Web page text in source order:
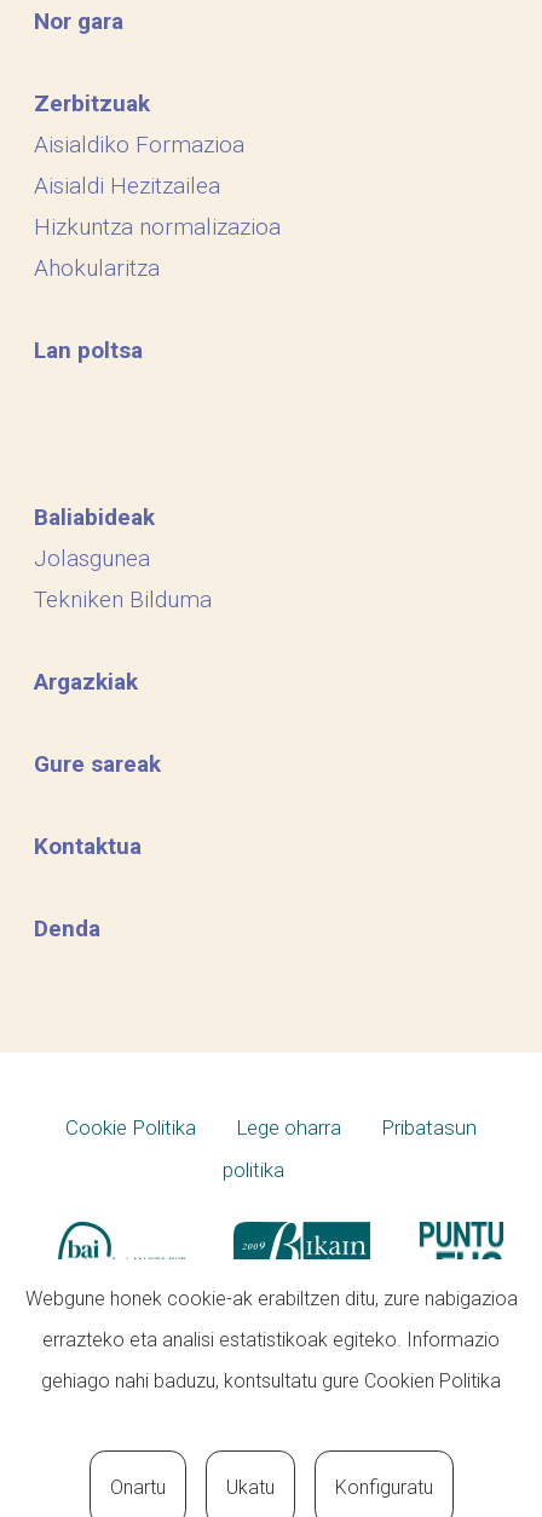
Nor gara
Zerbitzuak
Aisialdiko Formazioa
Aisialdi Hezitzailea
Hizkuntza normalizazioa
Ahokularitza
Lan poltsa
Baliabideak
Jolasgunea
Tekniken Bilduma
Argazkiak
Gure sareak
Kontaktua
Denda
Cookie Politika Lege oharra
Pribatasun
politika
Webgune honek cookie-ak erabiltzen ditu, zure nabigazioa
errazteko eta analisi estatistikoak egiteko. Informazio
gehiago nahi baduzu, kontsultatu gure Cookien Politika
Onartu Ukatu Konfiguratu